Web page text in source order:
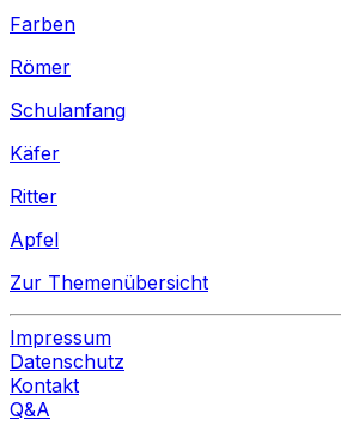
Farben
Römer
Schulanfang
Käfer
Ritter
Apfel
Zur Themenübersicht
Impressum
Datenschutz
Kontakt
Q&A